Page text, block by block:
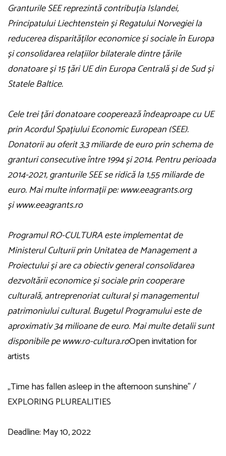
Granturile SEE reprezintă contribuția Islandei,
Principatului Liechtenstein și Regatului Norvegiei la
reducerea disparităților economice și sociale în Europa
și consolidarea relațiilor bilaterale dintre țările
donatoare și 15 țări UE din Europa Centrală și de Sud și
Statele Baltice.
Cele trei țări donatoare cooperează îndeaproape cu UE
prin Acordul Spațiului Economic European (SEE).
Donatorii au oferit 3,3 miliarde de euro prin schema de
granturi consecutive între 1994 și 2014. Pentru perioada
2014-2021, granturile SEE se ridică la 1,55 miliarde de
euro. Mai multe informații pe: www.eeagrants.org
șiwww.eeagrants.ro
Programul RO-CULTURA este implementat de
Ministerul Culturii prin Unitatea de Management a
Proiectului și are ca obiectiv general consolidarea
dezvoltării economice și sociale prin cooperare
culturală, antreprenoriat cultural și managementul
patrimoniului cultural. Bugetul Programului este de
aproximativ 34 milioane de euro. Mai multe detalii sunt
disponibile pewww.ro-cultura.roOpen invitation for
artists
„Time has fallen asleep in the afternoon sunshine” /
EXPLORING PLUREALITIES
Deadline: May 10, 2022